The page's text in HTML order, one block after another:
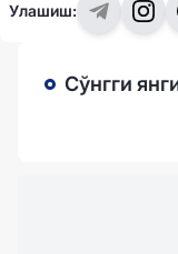
Улашиш:
Сўнгги